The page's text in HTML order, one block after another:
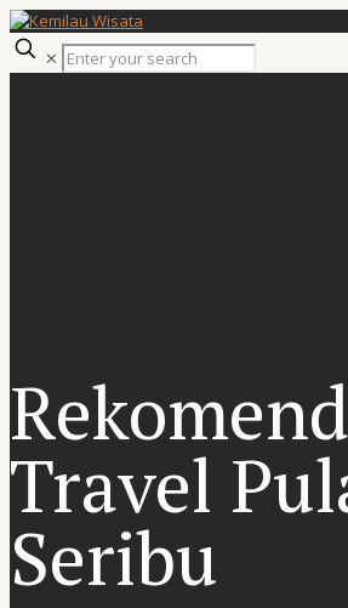
✕
Travel
Seribu